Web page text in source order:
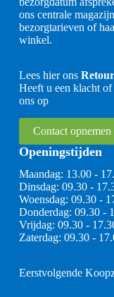
ons centrale
bezorgtarieven of
winkel.
Lees hier ons
Heeft u een klacht
ons op
Contact opnemen
Openingstijden
Maandag: 13.00 -
Dinsdag: 09.30 -
Woensdag: 09.30 -
Donderdag: 09.30 -
Vrijdag: 09.30 -
Zaterdag: 09.30 -
Eerstvolgende